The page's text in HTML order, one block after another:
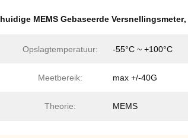
huidige MEMS Gebaseerde Versnellingsmeter,
Opslagtemperatuur: -55°C ~ +100°C
Meetbereik: max +/-40G
Theorie: MEMS